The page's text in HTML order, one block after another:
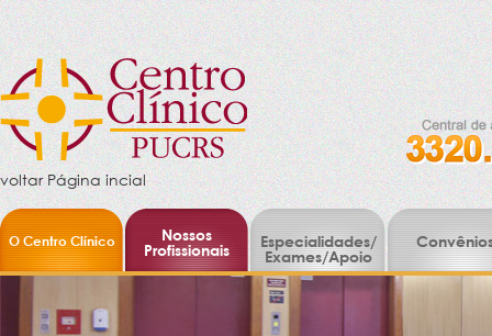
voltar Página incial
O Centro Clínico
Nossos
Profissionais
Especialidades/
Exames/Apoio